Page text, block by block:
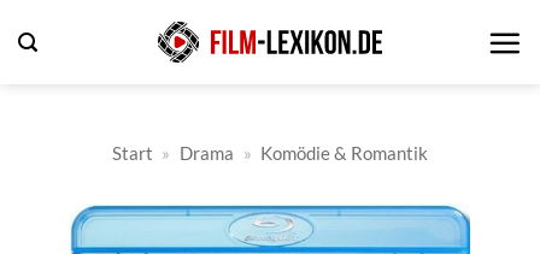
Inhalt
Start » Drama » Komödie & Romantik